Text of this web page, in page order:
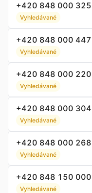
+420 848 000 325
Vyhledávané
+420 848 000 447
Vyhledávané
+420 848 000 220
Vyhledávané
+420 848 000 304
Vyhledávané
+420 848 000 268
Vyhledávané
+420 848 150 000
Vyhledávané